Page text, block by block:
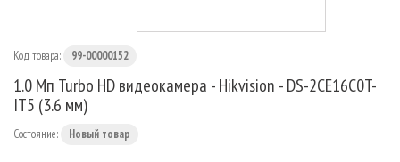
Код товара: 99-00000152
1.0 Мп Turbo HD видеокамера - Hikvision - DS-2CE16C0T-
IT5 (3.6 мм)
Состояние: Новый товар